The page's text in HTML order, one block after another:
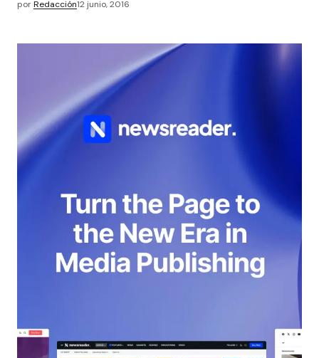
porRedacción12 junio, 2016